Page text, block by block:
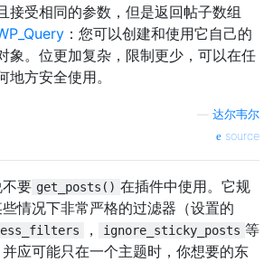
接受相同的参数，但是返回帖子数组
：您可以创建和使用它自己的
象。位更加复杂，限制更少，可以在任
地方安全使用。
达尔韦尔
source
要 get_posts() 在插件中使用。它规
情况下非常严格的过滤器（设置的
， ignore_sticky_posts 等
应可能只在一个主题时，你想要的东